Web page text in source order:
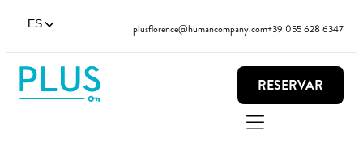
ES plusflorence@humancompany.com+39 055 628 6347
RESERVAR